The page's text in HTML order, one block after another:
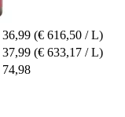
36,99 (€ 616,50 / L)
37,99 (€ 633,17 / L)
74,98